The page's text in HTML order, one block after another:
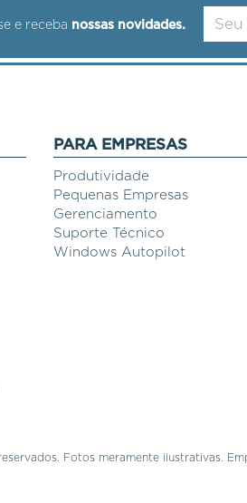
e receba nossas novidades.
PARA EMPRESAS
Produtividade
Pequenas Empresas
Gerenciamento
Suporte Técnico
Windows Autopilot
Fotos meramente ilustrativas.